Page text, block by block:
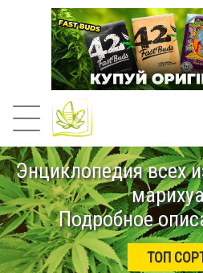
Энциклопедия всех
Подробное
ТОП